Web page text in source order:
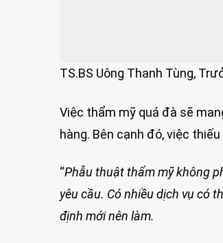
TS.BS Uông Thanh Tùng,
Việc thẩm mỹ quá đà sẽ
hàng. Bên cạnh đó, việc
“Phẫu thuật thẩm mỹ không
yêu cầu. Có nhiều dịch vụ có
định mới nên làm.